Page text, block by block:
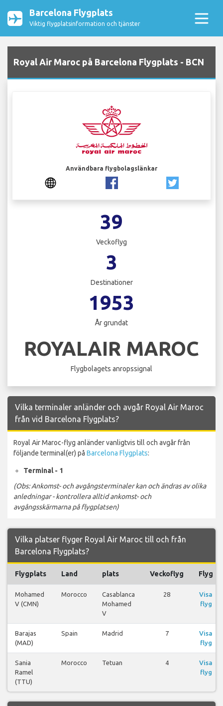
Barcelona Flygplats
Viktig flygplatsinformation och tjänster
Royal Air Maroc på Barcelona Flygplats - BCN
Användbara flygbolagslänkar
39
Veckoflyg
3
Destinationer
1953
År grundat
ROYALAIR MAROC
Flygbolagets anropssignal
Vilka terminaler anländer och avgår Royal Air Maroc
från vid Barcelona Flygplats?
Royal Air Maroc-flyg anländer vanligtvis till och avgår från
följande terminal(er) på Barcelona Flygplats:
Terminal - 1
(Obs: Ankomst- och avgångsterminaler kan och ändras av olika
anledningar - kontrollera alltid ankomst- och
avgångsskärmarna på flygplatsen)
Vilka platser flyger Royal Air Maroc till och från
Barcelona Flygplats?
Flygplats Land plats Veckoflyg Flyg
Mohamed
V (CMN)
Morocco
Casablanca
Mohamed
V
28
Visa
flyg
Barajas
(MAD)
Spain Madrid 7
Visa
flyg
Sania
Ramel
(TTU)
Morocco Tetuan 4
Visa
flyg